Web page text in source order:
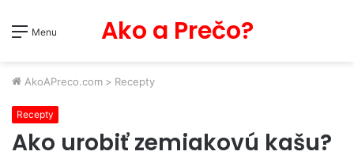
Menu Ako a Prečo?
AkoAPreco.com > Recepty
Recepty
Ako urobiť zemiakovú kašu?